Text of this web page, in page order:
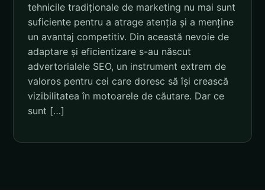
tehnicile tradiționale de marketing nu mai sunt
suficiente pentru a atrage atenția și a menține
un avantaj competitiv. Din această nevoie de
adaptare și eficientizare s-au născut
advertorialele SEO, un instrument extrem de
valoros pentru cei care doresc să își crească
vizibilitatea în motoarele de căutare. Dar ce
sunt […]